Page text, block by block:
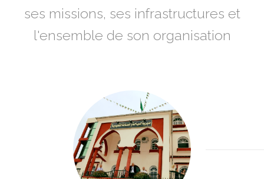
ses missions, ses infrastructures et
l'ensemble de son organisation